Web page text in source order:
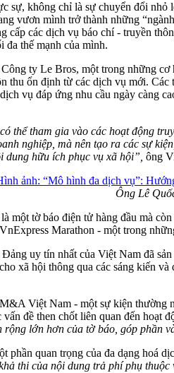
sự, không chỉ là sự chuyển đổi
vươn mình trở thành những
các dịch vụ báo chí - truyền
đa thế mạnh của mình.
ty Le Bros, một trong những
thu ổn định từ các dịch vụ mới.
vụ đáp ứng nhu cầu ngày càng
thể tham gia vào các hoạt động
nghiệp, mà nên tạo ra các sự
dung hữu ích phục vụ xã hội”, ông
Ông Lê
một tờ báo điện tử hàng đầu mà
Marathon - một trong
uy tín nhất của Việt Nam đã
xã hội thông qua các sáng kiến
Việt Nam - một sự kiện thường
đề then chốt liên quan đến hoạt
lớn hơn của tờ báo, góp phần
quan trọng của đa dạng hoá
thi của nội dung trả phí phụ